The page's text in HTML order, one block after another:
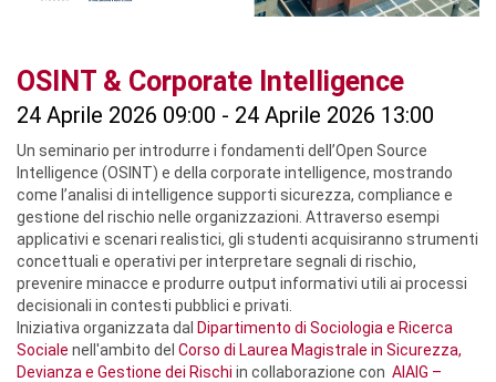
OSINT & Corporate Intelligence
24 Aprile 2026 09:00 - 24 Aprile 2026 13:00
Un seminario per introdurre i fondamenti dell’Open Source
Intelligence (OSINT) e della corporate intelligence, mostrando
come l’analisi di intelligence supporti sicurezza, compliance e
gestione del rischio nelle organizzazioni. Attraverso esempi
applicativi e scenari realistici, gli studenti acquisiranno strumenti
concettuali e operativi per interpretare segnali di rischio,
prevenire minacce e produrre output informativi utili ai processi
decisionali in contesti pubblici e privati.
Iniziativa organizzata dal Dipartimento di Sociologia e Ricerca
Sociale nell'ambito del Corso di Laurea Magistrale in Sicurezza,
Devianza e Gestione dei Rischi in collaborazione con AIAIG –